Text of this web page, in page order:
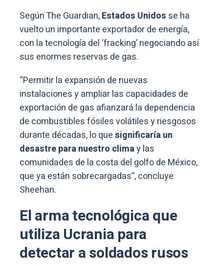
Según The Guardian,Estados Unidos se ha
vuelto un importante exportador de energía,
con la tecnología del ‘fracking’ negociando así
sus enormes reservas de gas.
“Permitir la expansión de nuevas
instalaciones y ampliar las capacidades de
exportación de gas afianzará la dependencia
de combustibles fósiles volátiles y riesgosos
durante décadas, lo quesignificaría un
desastre para nuestro climay las
comunidades de la costa del golfo de México,
que ya están sobrecargadas”, concluye
Sheehan.
El arma tecnológica que
utiliza Ucrania para
detectar a soldados rusos